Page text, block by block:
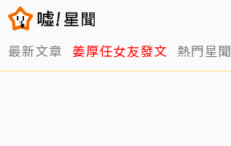
最新文章 姜厚任女友發文 熱門星聞